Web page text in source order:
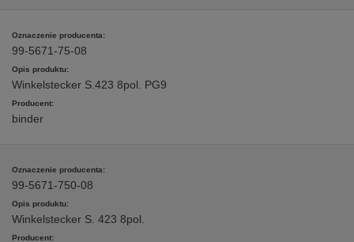
99-5671-75-08
Winkelstecker S.423 8pol. PG9
binder
99-5671-750-08
Winkelstecker S. 423 8pol.